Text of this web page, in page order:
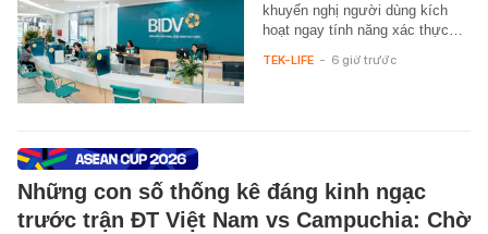
khuyến nghị người dùng kích
hoạt ngay tính năng xác thực…
TEK-LIFE - 6 giờ trước
Những con số thống kê đáng kinh ngạc
trước trận ĐT Việt Nam vs Campuchia: Chờ